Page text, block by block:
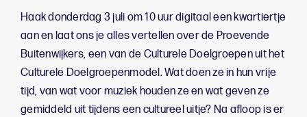
Haak donderdag 3 juli om 10 uur digitaal een kwartiertje
aan en laat ons je alles vertellen over de Proevende
Buitenwijkers, een van de Culturele Doelgroepen uit het
Culturele Doelgroepenmodel. Wat doen ze in hun vrije
tijd, van wat voor muziek houden ze en wat geven ze
gemiddeld uit tijdens een cultureel uitje? Na afloop is er